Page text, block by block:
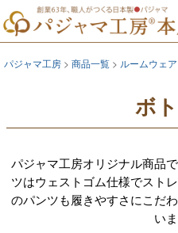
パジャマ工房 商品一覧 ルームウェア
ボ
パジャマ工房オリジナル商品
ツはウェストゴム仕様でスト
のパンツも履きやすさにこだ
いま